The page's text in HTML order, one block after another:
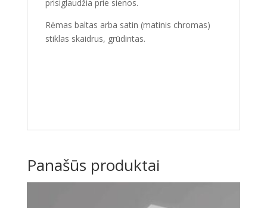
prisiglaudžia prie sienos.
Rėmas baltas arba satin (matinis chromas)
stiklas skaidrus, grūdintas.
Panašūs produktai